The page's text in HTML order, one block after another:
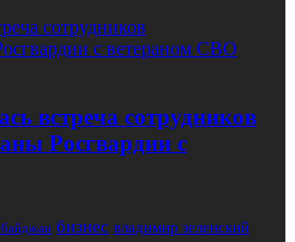
сотрудников
с ветераном СВО
встреча сотрудников
Росгвардии с
бизнес владимир зеленский